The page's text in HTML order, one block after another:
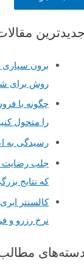
ج
جدیدترین
برون سپاری
روش برای
چگونه با
را متحول
رسیدگی به
جلب رضایت
که نتایج
کالسنتر
نرخ رزرو و
دسته‌های